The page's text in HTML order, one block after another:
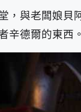
，與老闆娘貝
辛德爾的東西。